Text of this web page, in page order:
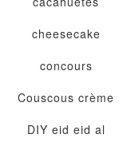
cheesecake
concours
Couscous crème
DIY eid eid al